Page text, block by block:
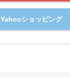
Yahooショッピング